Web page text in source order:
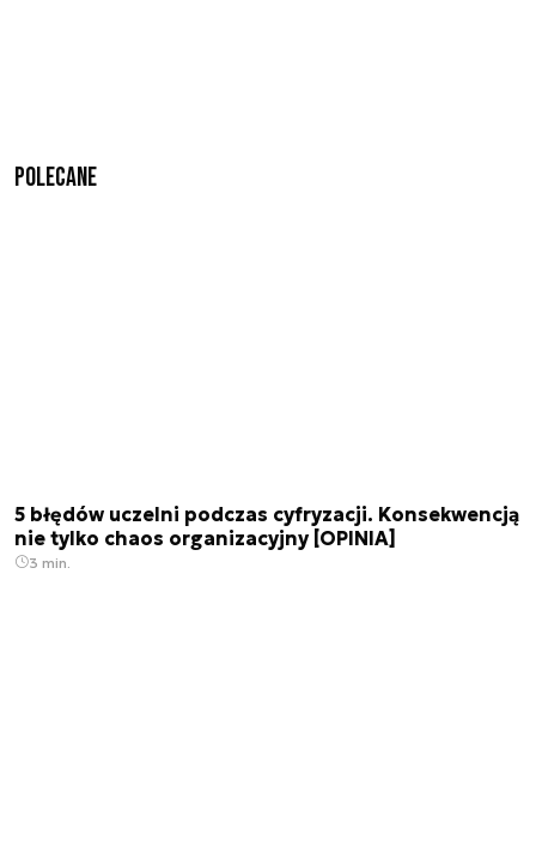
Polecane
5 błędów uczelni podczas cyfryzacji. Konsekwencją
nie tylko chaos organizacyjny [OPINIA]
3 min.